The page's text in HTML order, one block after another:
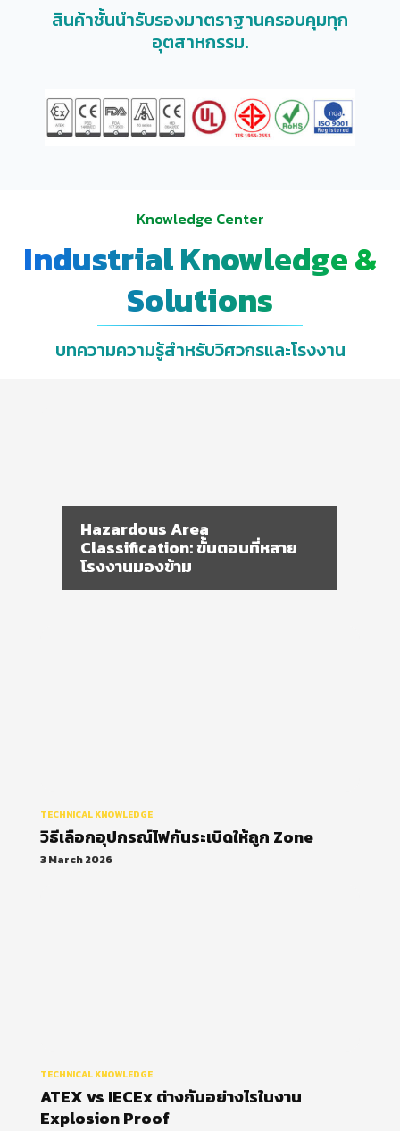
สินค้าชั้นนำรับรองมาตราฐานครอบคุมทุก
อุตสาหกรรม.
Knowledge Center
Industrial Knowledge &
Solutions
บทความความรู้สำหรับวิศวกรและโรงงาน
วิธีเลือกอุปกรณ์ไฟกันระเบิดให้ถูก
Zone
TECHNICAL KNOWLEDGE
วิธีเลือกอุปกรณ์ไฟกันระเบิดให้ถูก Zone
3 March 2026
TECHNICAL KNOWLEDGE
ATEX vs IECEx ต่างกันอย่างไรในงาน
Explosion Proof